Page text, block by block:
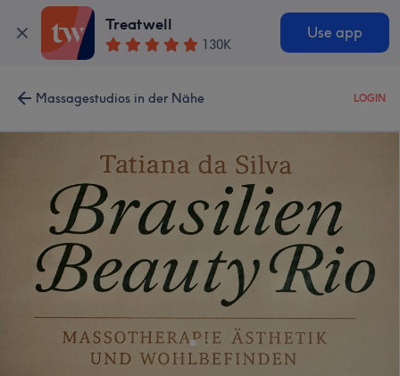
Treatwell
130K
Use app
Massagestudios in der Nähe LOGIN